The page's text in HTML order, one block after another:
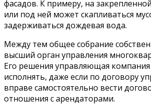
фасадов. К примеру, на
или под ней может скапливаться
задерживаться дождевая вода.
Между тем общее собрание
высший орган управления
Его решения управляющая
исполнять, даже если по договору
вправе самостоятельно вести
отношения с арендаторами.